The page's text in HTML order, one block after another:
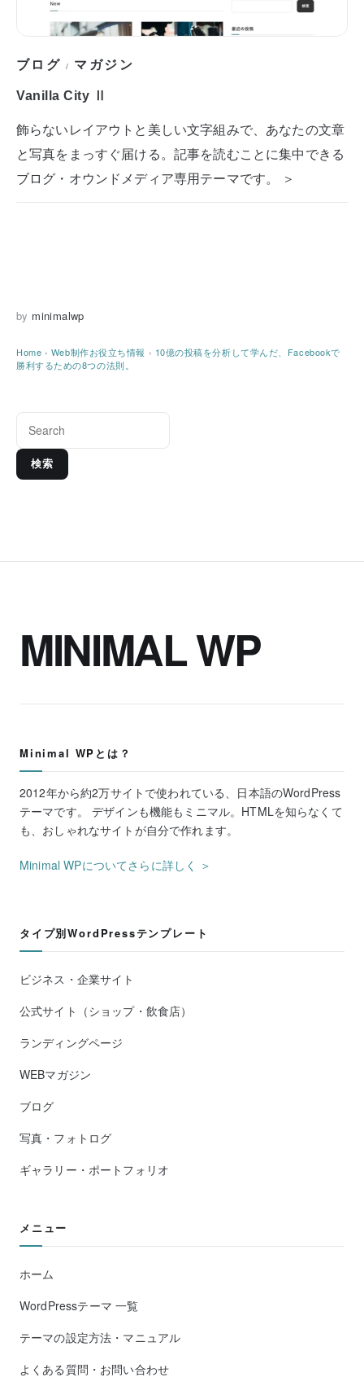
ブログ / マガジン
Vanilla City Ⅱ
飾らないレイアウトと美しい文字組みで、あなたの文章
と写真をまっすぐ届ける。記事を読むことに集中できる
ブログ・オウンドメディア専用テーマです。 ＞
by minimalwp
Home › Web制作お役立ち情報 › 10億の投稿を分析して学んだ、Facebookで
勝利するための8つの法則。
検索
MINIMAL WP
Minimal WPとは？
2012年から約2万サイトで使われている、日本語のWordPress
テーマです。 デザインも機能もミニマル。HTMLを知らなくて
も、おしゃれなサイトが自分で作れます。
Minimal WPについてさらに詳しく ＞
タイプ別WordPressテンプレート
ビジネス・企業サイト
公式サイト（ショップ・飲食店）
ランディングページ
WEBマガジン
ブログ
写真・フォトログ
ギャラリー・ポートフォリオ
メニュー
ホーム
WordPressテーマ 一覧
テーマの設定方法・マニュアル
よくある質問・お問い合わせ